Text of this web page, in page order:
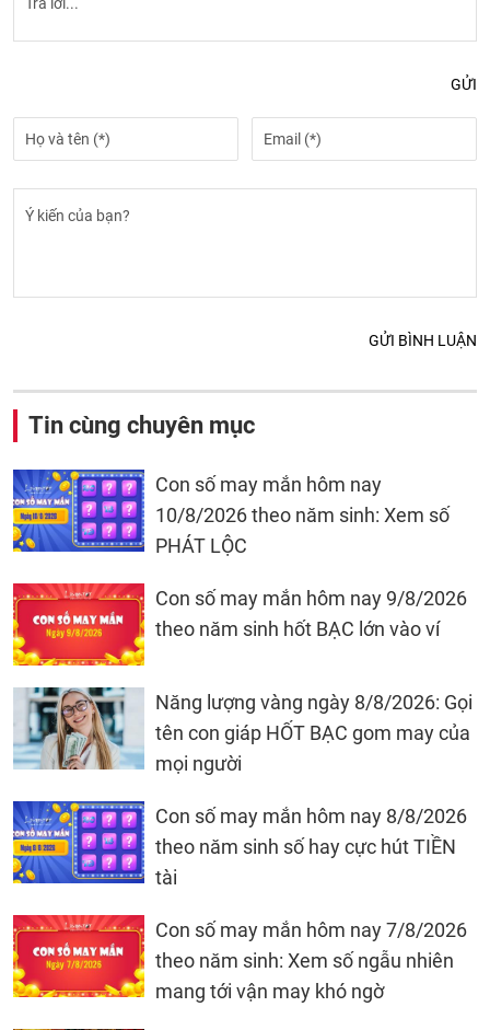
GỬI
GỬI BÌNH LUẬN
Tin cùng chuyên mục
Con số may mắn hôm nay
10/8/2026 theo năm sinh: Xem số
PHÁT LỘC
Con số may mắn hôm nay 9/8/2026
theo năm sinh hốt BẠC lớn vào ví
Năng lượng vàng ngày 8/8/2026: Gọi
tên con giáp HỐT BẠC gom may của
mọi người
Con số may mắn hôm nay 8/8/2026
theo năm sinh số hay cực hút TIỀN
tài
Con số may mắn hôm nay 7/8/2026
theo năm sinh: Xem số ngẫu nhiên
mang tới vận may khó ngờ